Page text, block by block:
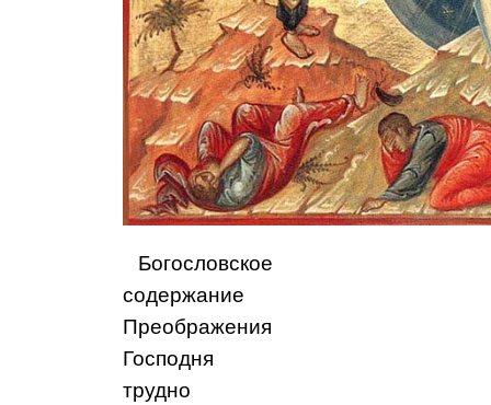
Богословское
содержание
Преображения
Господня
трудно